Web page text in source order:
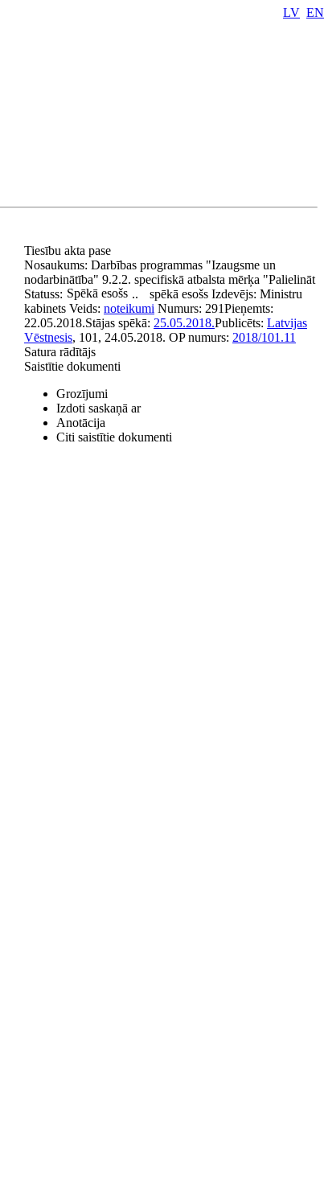
LV EN
Tiesību akta pase
Nosaukums: Darbības programmas "Izaugsme un
nodarbinātība" 9.2.2. specifiskā atbalsta mērķa "Palielināt
..
Statuss: Spēkā esošs spēkā esošs Izdevējs: Ministru
kabinets Veids: noteikumi Numurs: 291Pieņemts:
22.05.2018.Stājas spēkā: 25.05.2018.Publicēts: Latvijas
Vēstnesis, 101, 24.05.2018. OP numurs: 2018/101.11
Satura rādītājs
Saistītie dokumenti
Grozījumi
Izdoti saskaņā ar
Anotācija
Citi saistītie dokumenti